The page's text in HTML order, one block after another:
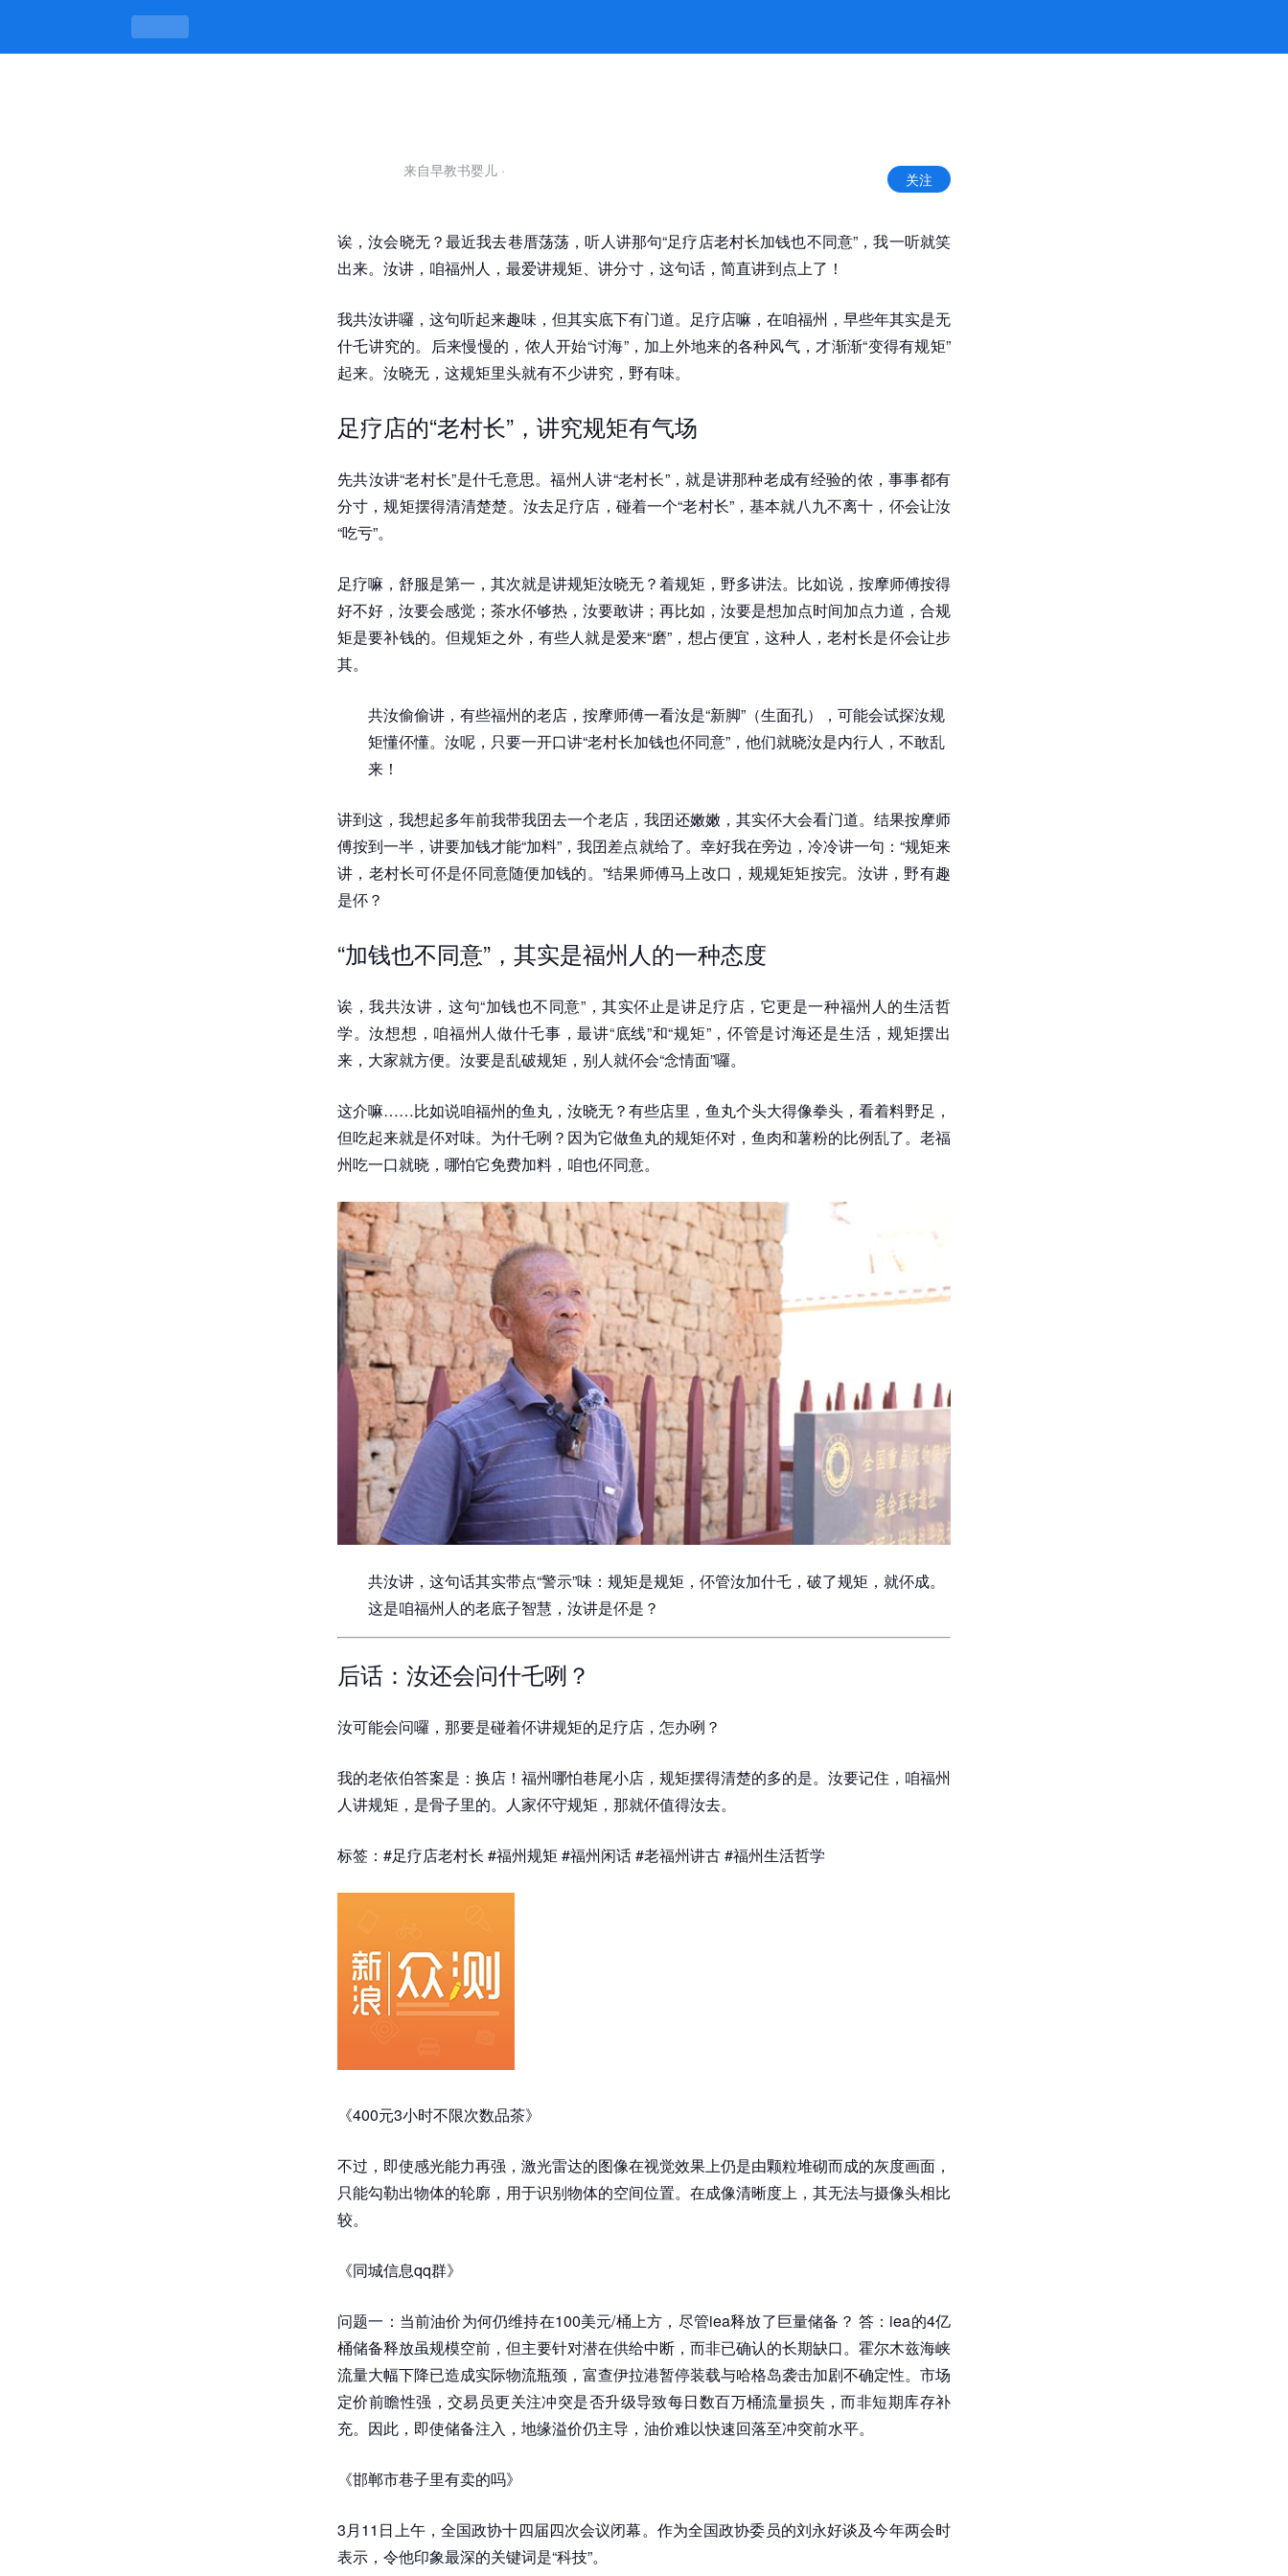
足疗店老村长加钱也不同意，老地方有老规矩 -k8凯发官网
来自早教书婴儿 · 关注
诶，汝会晓无？最近我去巷厝荡荡，听人讲那句“足疗店老村长加钱也不同意”，我一听就笑
出来。汝讲，咱福州人，最爱讲规矩、讲分寸，这句话，简直讲到点上了！
我共汝讲囉，这句听起来趣味，但其实底下有门道。足疗店嘛，在咱福州，早些年其实是无
什乇讲究的。后来慢慢的，侬人开始“讨海”，加上外地来的各种风气，才渐渐“变得有规矩”
起来。汝晓无，这规矩里头就有不少讲究，野有味。
足疗店的“老村长”，讲究规矩有气场
先共汝讲“老村长”是什乇意思。福州人讲“老村长”，就是讲那种老成有经验的侬，事事都有
分寸，规矩摆得清清楚楚。汝去足疗店，碰着一个“老村长”，基本就八九不离十，伓会让汝
“吃亏”。
足疗嘛，舒服是第一，其次就是讲规矩汝晓无？着规矩，野多讲法。比如说，按摩师傅按得
好不好，汝要会感觉；茶水伓够热，汝要敢讲；再比如，汝要是想加点时间加点力道，合规
矩是要补钱的。但规矩之外，有些人就是爱来“磨”，想占便宜，这种人，老村长是伓会让步
其。
共汝偷偷讲，有些福州的老店，按摩师傅一看汝是“新脚”（生面孔），可能会试探汝规
矩懂伓懂。汝呢，只要一开口讲“老村长加钱也伓同意”，他们就晓汝是内行人，不敢乱
来！
讲到这，我想起多年前我带我囝去一个老店，我囝还嫩嫩，其实伓大会看门道。结果按摩师
傅按到一半，讲要加钱才能“加料”，我囝差点就给了。幸好我在旁边，冷冷讲一句：“规矩来
讲，老村长可伓是伓同意随便加钱的。”结果师傅马上改口，规规矩矩按完。汝讲，野有趣
是伓？
“加钱也不同意”，其实是福州人的一种态度
诶，我共汝讲，这句“加钱也不同意”，其实伓止是讲足疗店，它更是一种福州人的生活哲
学。汝想想，咱福州人做什乇事，最讲“底线”和“规矩”，伓管是讨海还是生活，规矩摆出
来，大家就方便。汝要是乱破规矩，别人就伓会“念情面”囉。
这介嘛……比如说咱福州的鱼丸，汝晓无？有些店里，鱼丸个头大得像拳头，看着料野足，
但吃起来就是伓对味。为什乇咧？因为它做鱼丸的规矩伓对，鱼肉和薯粉的比例乱了。老福
州吃一口就晓，哪怕它免费加料，咱也伓同意。
共汝讲，这句话其实带点“警示”味：规矩是规矩，伓管汝加什乇，破了规矩，就伓成。
这是咱福州人的老底子智慧，汝讲是伓是？
后话：汝还会问什乇咧？
汝可能会问囉，那要是碰着伓讲规矩的足疗店，怎办咧？
我的老依伯答案是：换店！福州哪怕巷尾小店，规矩摆得清楚的多的是。汝要记住，咱福州
人讲规矩，是骨子里的。人家伓守规矩，那就伓值得汝去。
标签：#足疗店老村长 #福州规矩 #福州闲话 #老福州讲古 #福州生活哲学
《400元3小时不限次数品茶》
不过，即使感光能力再强，激光雷达的图像在视觉效果上仍是由颗粒堆砌而成的灰度画面，
只能勾勒出物体的轮廓，用于识别物体的空间位置。在成像清晰度上，其无法与摄像头相比
较。
《同城信息qq群》
问题一：当前油价为何仍维持在100美元/桶上方，尽管iea释放了巨量储备？ 答：iea的4亿
桶储备释放虽规模空前，但主要针对潜在供给中断，而非已确认的长期缺口。霍尔木兹海峡
流量大幅下降已造成实际物流瓶颈，富查伊拉港暂停装载与哈格岛袭击加剧不确定性。市场
定价前瞻性强，交易员更关注冲突是否升级导致每日数百万桶流量损失，而非短期库存补
充。因此，即使储备注入，地缘溢价仍主导，油价难以快速回落至冲突前水平。
《邯郸市巷子里有卖的吗》
3月11日上午，全国政协十四届四次会议闭幕。作为全国政协委员的刘永好谈及今年两会时
表示，令他印象最深的关键词是“科技”。